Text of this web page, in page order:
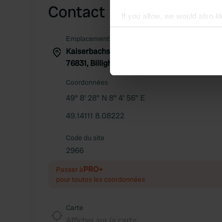
If you allow, we would also
Collect information
Find out more about how
We use cookies to
information about your use
other information that
Contact
Emplacement
Kaiserbachstraße 16
76831, Billigheim-Ingenheim, Allemagne
Coordonnées
49° 8' 28" N 8° 4' 56" E
49.14111 8.08222
Code du site
2966
Passer àPRO+
pour toutes les coordonnées
Carte